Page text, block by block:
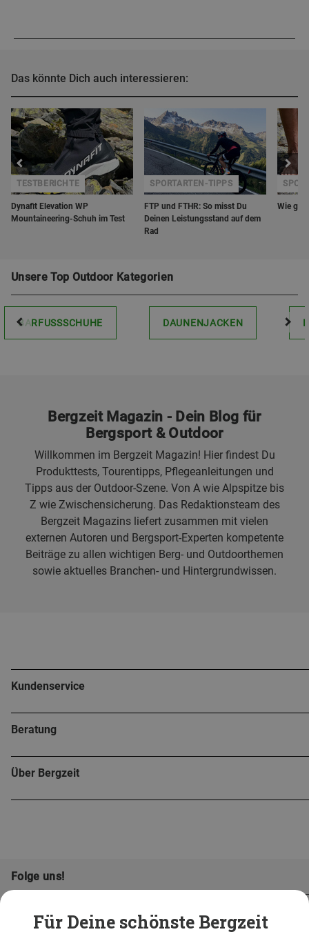
Für Deine schönste Bergzeit
Das könnte Dich auch interessieren:
Dynafit Elevation WP
Mountaineering-Schuh im Test
TESTBERICHTE
FTP und FTHR: So misst Du
Deinen Leistungsstand auf dem
Rad
SPORTARTEN-TIPPS
Wie
Unsere Top Outdoor Kategorien
BARFUSSSCHUHE DAUNENJACKEN
Bergzeit Magazin - Dein Blog für
Bergsport & Outdoor
Willkommen im Bergzeit Magazin! Hier findest Du
Produkttests, Tourentipps, Pflegeanleitungen und
Tipps aus der Outdoor-Szene. Von A wie Alpspitze bis
Z wie Zwischensicherung. Das Redaktionsteam des
Bergzeit Magazins liefert zusammen mit vielen
externen Autoren und Bergsport-Experten kompetente
Beiträge zu allen wichtigen Berg- und Outdoorthemen
sowie aktuelles Branchen- und Hintergrundwissen.
Kundenservice
Beratung
Über Bergzeit
Folge uns!